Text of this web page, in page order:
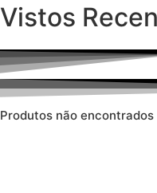
Vistos
Produtos não encontrados